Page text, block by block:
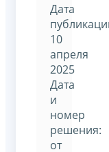
Дата
10
апреля
2025
Дата
и
номер
решения:
от